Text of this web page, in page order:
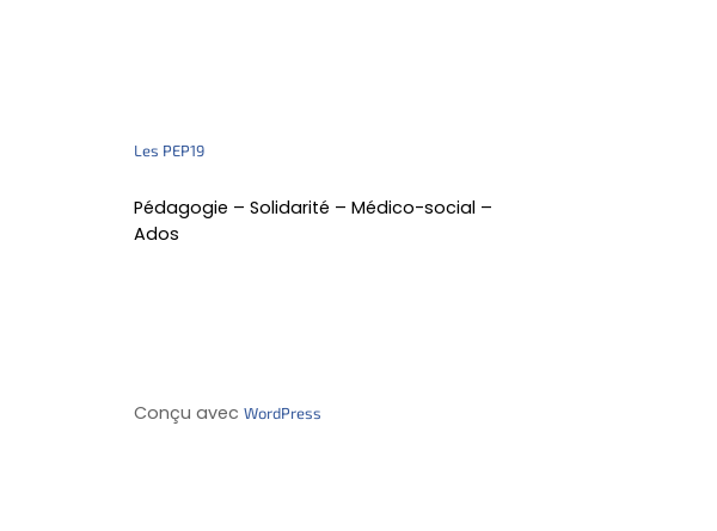
Les PEP19
Pédagogie – Solidarité – Médico-social –
Ados
Conçu avec WordPress